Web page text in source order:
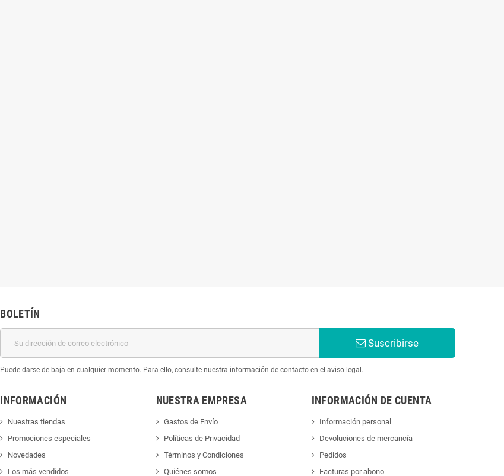
BOLETÍN
Suscribirse
Puede darse de baja en cualquier momento. Para ello, consulte nuestra información de contacto en el aviso legal.
INFORMACIÓN
Nuestras tiendas
Promociones especiales
Novedades
Los más vendidos
NUESTRA EMPRESA
Gastos de Envío
Políticas de Privacidad
Términos y Condiciones
Quiénes somos
INFORMACIÓN DE CUENTA
Información personal
Devoluciones de mercancía
Pedidos
Facturas por abono